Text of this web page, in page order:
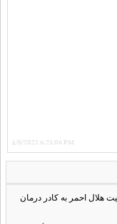
4/9/2022 6:21:06 PM
هلال احمر به کادر درمان